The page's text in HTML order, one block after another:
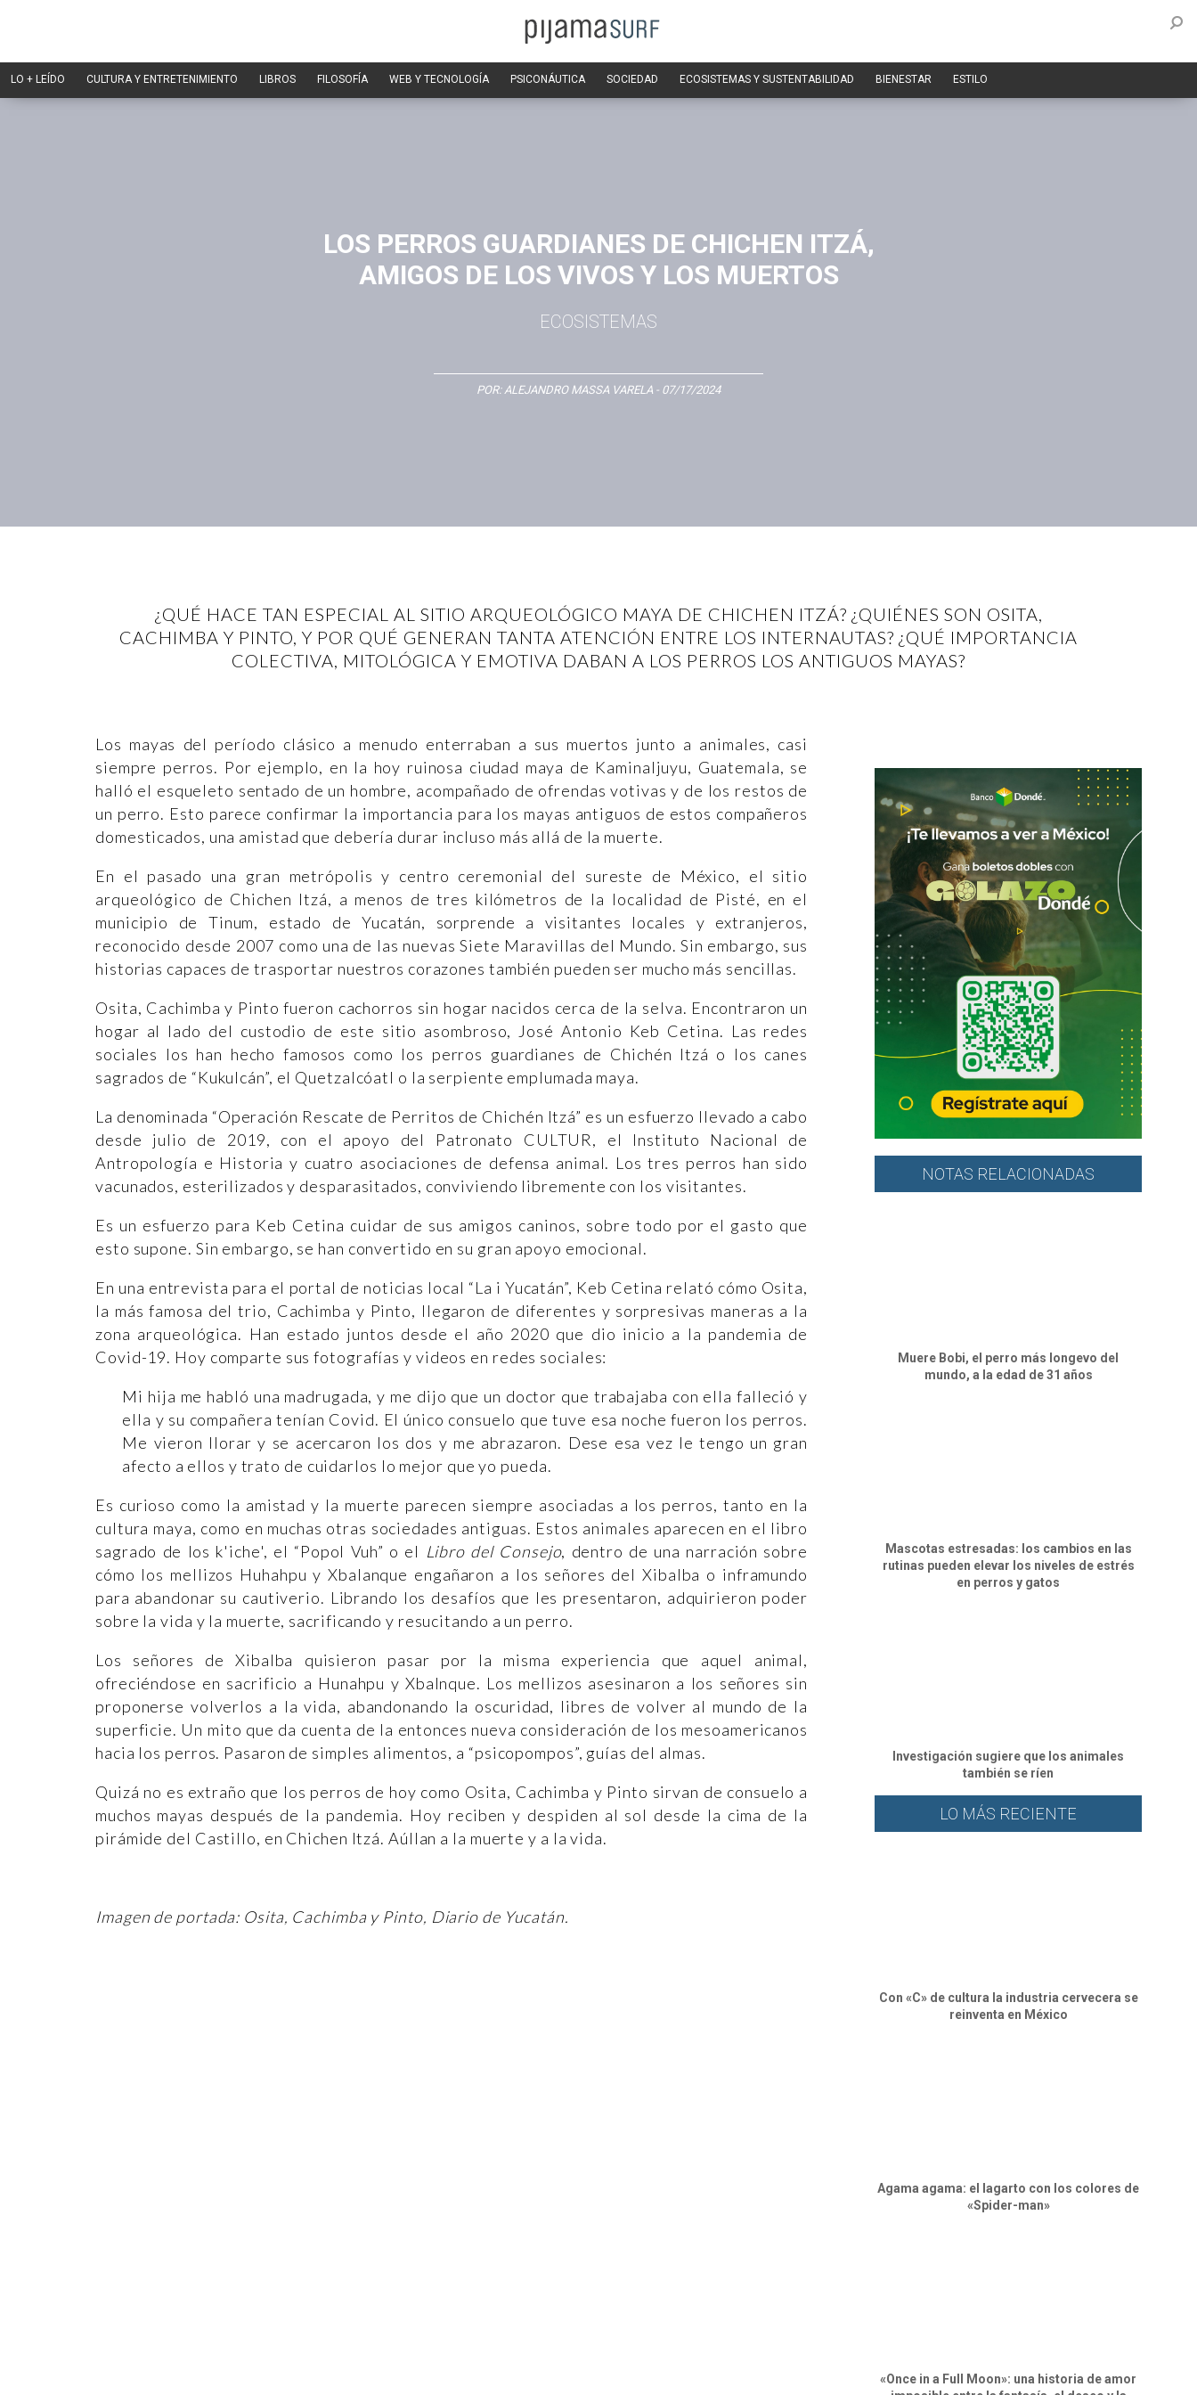
LO + LEÍDO CULTURA Y ENTRETENIMIENTO LIBROS FILOSOFÍA WEB Y TECNOLOGÍA PSICONÁUTICA SOCIEDAD ECOSISTEMAS Y SUSTENTABILIDAD BIENESTAR ESTILO
LOS PERROS GUARDIANES DE CHICHEN ITZÁ,
AMIGOS DE LOS VIVOS Y LOS MUERTOS
ECOSISTEMAS
POR: ALEJANDRO MASSA VARELA- 07/17/2024
¿QUÉ HACE TAN ESPECIAL AL SITIO ARQUEOLÓGICO MAYA DE CHICHEN ITZÁ? ¿QUIÉNES SON OSITA,
CACHIMBA Y PINTO, Y POR QUÉ GENERAN TANTA ATENCIÓN ENTRE LOS INTERNAUTAS? ¿QUÉ IMPORTANCIA
COLECTIVA, MITOLÓGICA Y EMOTIVA DABAN A LOS PERROS LOS ANTIGUOS MAYAS?
Los mayas del período clásico a menudo enterraban a sus muertos junto a animales, casi
siempre perros. Por ejemplo, en la hoy ruinosa ciudad maya de Kaminaljuyu, Guatemala, se
halló el esqueleto sentado de un hombre, acompañado de ofrendas votivas y de los restos de
un perro. Esto parece confirmar la importancia para los mayas antiguos de estos compañeros
domesticados, una amistad que debería durar incluso más allá de la muerte.
En el pasado una gran metrópolis y centro ceremonial del sureste de México, el sitio
arqueológico de Chichen Itzá, a menos de tres kilómetros de la localidad de Pisté, en el
municipio de Tinum, estado de Yucatán, sorprende a visitantes locales y extranjeros,
reconocido desde 2007 como una de las nuevas Siete Maravillas del Mundo. Sin embargo, sus
historias capaces de trasportar nuestros corazones también pueden ser mucho más sencillas.
Osita, Cachimba y Pinto fueron cachorros sin hogar nacidos cerca de la selva. Encontraron un
hogar al lado del custodio de este sitio asombroso, José Antonio Keb Cetina. Las redes
sociales los han hecho famosos como los perros guardianes de Chichén Itzá o los canes
sagrados de “Kukulcán”, el Quetzalcóatl o la serpiente emplumada maya.
La denominada “Operación Rescate de Perritos de Chichén Itzá” es un esfuerzo llevado a cabo
desde julio de 2019, con el apoyo del Patronato CULTUR, el Instituto Nacional de
Antropología e Historia y cuatro asociaciones de defensa animal. Los tres perros han sido
vacunados, esterilizados y desparasitados, conviviendo libremente con los visitantes.
Es un esfuerzo para Keb Cetina cuidar de sus amigos caninos, sobre todo por el gasto que
esto supone. Sin embargo, se han convertido en su gran apoyo emocional.
En una entrevista para el portal de noticias local “La i Yucatán”, Keb Cetina relató cómo Osita,
la más famosa del trio, Cachimba y Pinto, llegaron de diferentes y sorpresivas maneras a la
zona arqueológica. Han estado juntos desde el año 2020 que dio inicio a la pandemia de
Covid-19. Hoy comparte sus fotografías y videos en redes sociales:
Mi hija me habló una madrugada, y me dijo que un doctor que trabajaba con ella falleció y
ella y su compañera tenían Covid. El único consuelo que tuve esa noche fueron los perros.
Me vieron llorar y se acercaron los dos y me abrazaron. Dese esa vez le tengo un gran
afecto a ellos y trato de cuidarlos lo mejor que yo pueda.
Es curioso como la amistad y la muerte parecen siempre asociadas a los perros, tanto en la
cultura maya, como en muchas otras sociedades antiguas. Estos animales aparecen en el libro
sagrado de los k'iche', el “Popol Vuh” o el Libro del Consejo, dentro de una narración sobre
cómo los mellizos Huhahpu y Xbalanque engañaron a los señores del Xibalba o inframundo
para abandonar su cautiverio. Librando los desafíos que les presentaron, adquirieron poder
sobre la vida y la muerte, sacrificando y resucitando a un perro.
Los señores de Xibalba quisieron pasar por la misma experiencia que aquel animal,
ofreciéndose en sacrificio a Hunahpu y Xbalnque. Los mellizos asesinaron a los señores sin
proponerse volverlos a la vida, abandonando la oscuridad, libres de volver al mundo de la
superficie. Un mito que da cuenta de la entonces nueva consideración de los mesoamericanos
hacia los perros. Pasaron de simples alimentos, a “psicopompos”, guías del almas.
Quizá no es extraño que los perros de hoy como Osita, Cachimba y Pinto sirvan de consuelo a
muchos mayas después de la pandemia. Hoy reciben y despiden al sol desde la cima de la
pirámide del Castillo, en Chichen Itzá. Aúllan a la muerte y a la vida.
Imagen de portada: Osita, Cachimba y Pinto, Diario de Yucatán.
NOTAS RELACIONADAS
Muere Bobi, el perro más longevo del
mundo, a la edad de 31 años
Mascotas estresadas: los cambios en las
rutinas pueden elevar los niveles de estrés
en perros y gatos
Investigación sugiere que los animales
también se ríen
LO MÁS RECIENTE
Con «C» de cultura la industria cervecera se
reinventa en México
Agama agama: el lagarto con los colores de
«Spider-man»
«Once in a Full Moon»: una historia de amor